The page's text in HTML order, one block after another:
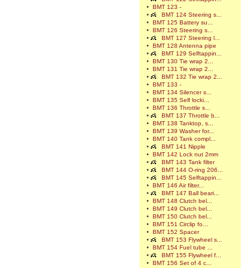
•
BMT 123 -
•
BMT 124 Steering s...
•
BMT 125 Battery su...
•
BMT 126 Steering s...
•
BMT 127 Steering l...
•
BMT 128 Antenna pipe
•
BMT 129 Selftappin...
•
BMT 130 Tie wrap 2...
•
BMT 131 Tie wrap 2...
•
BMT 132 Tie wrap 2...
•
BMT 133 -
•
BMT 134 Silencer s...
•
BMT 135 Self locki...
•
BMT 136 Throttle s...
•
BMT 137 Throttle b...
•
BMT 138 Tanktop, s...
•
BMT 139 Washer for...
•
BMT 140 Tank compl...
•
BMT 141 Nipple
•
BMT 142 Lock nut 2mm
•
BMT 143 Tank filter
•
BMT 144 O-ring 206...
•
BMT 145 Selftappin...
•
BMT 146 Air filter...
•
BMT 147 Ball beari...
•
BMT 148 Clutch bel...
•
BMT 149 Clutch bel...
•
BMT 150 Clutch bel...
•
BMT 151 Circlip fo...
•
BMT 152 Spacer
•
BMT 153 Flywheel s...
•
BMT 154 Fuel tube ...
•
BMT 155 Flywheel f...
•
BMT 156 Set of 4 c...